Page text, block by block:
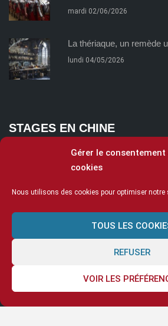
Gérer le consentement
cookies
Nous utilisons des cookies pour optimiser notre
TOUS LES
REFUSER
VOIR LES
mardi 02/06/2026
La thériaque, un remède
lundi 04/05/2026
STAGES EN CHINE